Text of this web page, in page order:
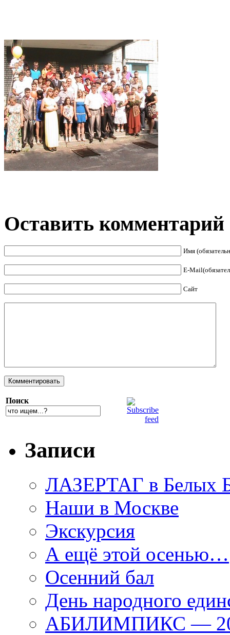
Оставить комментарий
Имя
E-
Сайт
Поиск
Записи
ЛАЗЕРТАГ в Белых
Наши в Москве
Экскурсия
А ещё этой осенью…
Осенний бал
День народного
АБИЛИМПИКС —